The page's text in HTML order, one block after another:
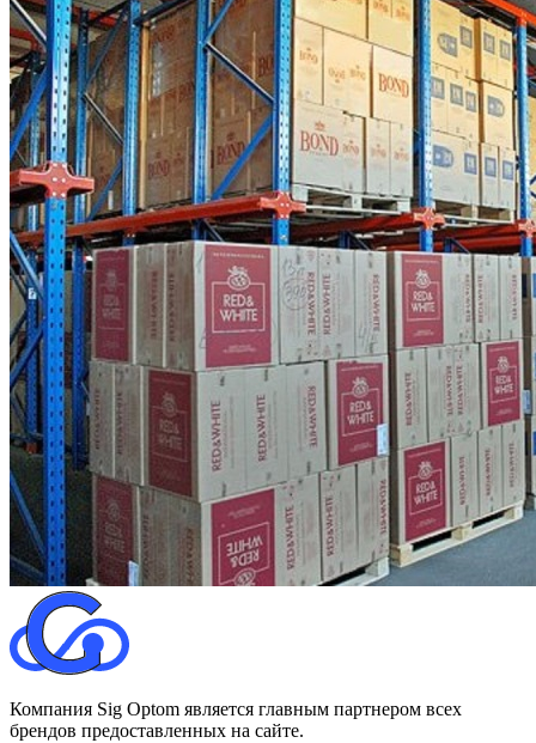
Компания Sig Optom является главным партнером всех
брендов предоставленных на сайте.